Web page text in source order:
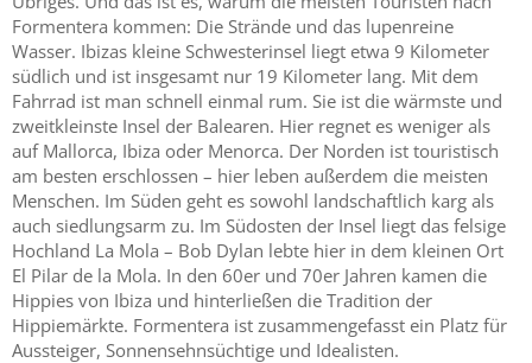
Formentera kommen: Die Strände und das lupenreine
Wasser. Ibizas kleine Schwesterinsel liegt etwa 9 Kilometer
südlich und ist insgesamt nur 19 Kilometer lang. Mit dem
Fahrrad ist man schnell einmal rum. Sie ist die wärmste und
zweitkleinste Insel der Balearen. Hier regnet es weniger als
auf Mallorca, Ibiza oder Menorca. Der Norden ist touristisch
am besten erschlossen – hier leben außerdem die meisten
Menschen. Im Süden geht es sowohl landschaftlich karg als
auch siedlungsarm zu. Im Südosten der Insel liegt das felsige
Hochland La Mola – Bob Dylan lebte hier in dem kleinen Ort
El Pilar de la Mola. In den 60er und 70er Jahren kamen die
Hippies von Ibiza und hinterließen die Tradition der
Hippiemärkte. Formentera ist zusammengefasst ein Platz für
Aussteiger, Sonnensehnsüchtige und Idealisten.